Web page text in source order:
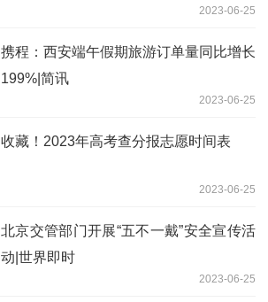
2023-06-25
携程：西安端午假期旅游订单量同比增长
199%|简讯
2023-06-25
收藏！2023年高考查分报志愿时间表
2023-06-25
北京交管部门开展“五不一戴”安全宣传活
动|世界即时
2023-06-25